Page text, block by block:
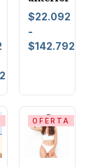
$22.092
-
$142.792
OFERTA